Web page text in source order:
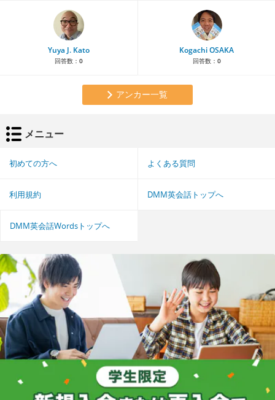
Yuya J. Kato
回答数： 0
Kogachi OSAKA
回答数： 0
アンカー一覧
メニュー
初めての方へ よくある質問
利用規約 DMM英会話トップへ
DMM英会話Wordsトップへ